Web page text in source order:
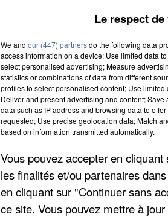
Le respect
We and our (447) partnersdo the following data
access information on a device; Use limited data
select personalised advertising; Measure
statistics or combinations of data from different
profiles to select personalised content; Use
Deliver and present advertising and content;
data such as IP address and browsing data to
requested; Use precise geolocation data; Match
based on information transmitted automatically.
Vous pouvez accepter en
les finalités et/ou partenaires
en cliquant sur "Continuer sans
ce site. Vous pouvez mettre à